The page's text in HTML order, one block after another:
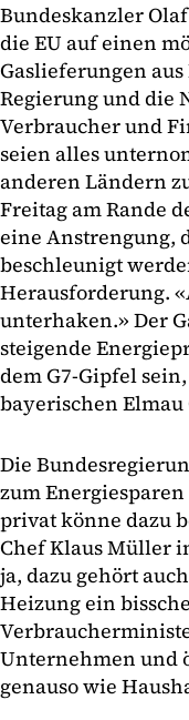
Bundeskanzler
die EU auf einen
Gaslieferungen
Regierung und die
Verbraucher und
seien alles
anderen Ländern
Freitag am Rande
eine Anstrengung,
beschleunigt
Herausforderung.
unterhaken.» Der
steigende
dem G7-Gipfel
bayerischen
Die
zum
privat könne dazu
Chef Klaus Müller
ja, dazu gehört
Heizung ein
Unternehmen und
genauso wie